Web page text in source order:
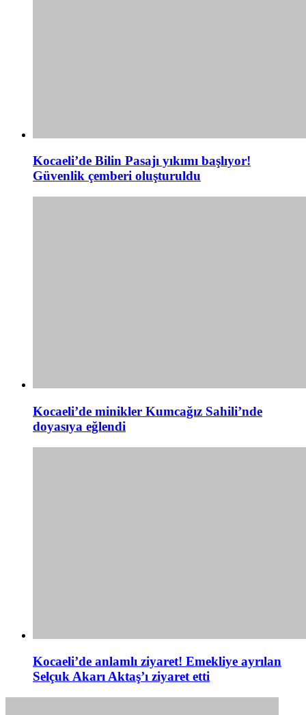
Kocaeli’de Bilin Pasajı yıkımı başlıyor!
Güvenlik çemberi oluşturuldu
Kocaeli’de minikler Kumcağız Sahili’nde
doyasıya eğlendi
Kocaeli’de anlamlı ziyaret! Emekliye ayrılan
Selçuk Akarı Aktaş’ı ziyaret etti